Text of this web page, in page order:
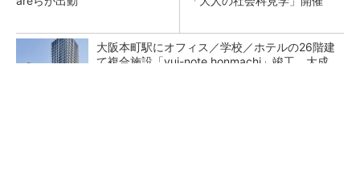
大阪本町駅にオフィス／学校／ホテルの26階建
て複合施設「yui-note honmachi」竣工、大成